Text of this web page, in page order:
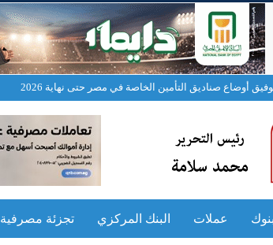
أوضاع صناديق التأمين الخاصة في مصر حتى نهاية 2026
عملات البنك المركزي تجزئة مصرفية